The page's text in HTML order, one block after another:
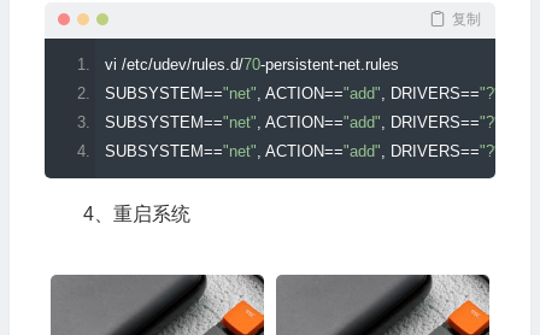
复制
vi /etc/udev/rules.d/70-persistent-net.rules
SUBSYSTEM=="net", ACTION=="add", DRIVERS=="?*"
SUBSYSTEM=="net", ACTION=="add", DRIVERS=="?*"
SUBSYSTEM=="net", ACTION=="add", DRIVERS=="?*"
4、重启系统